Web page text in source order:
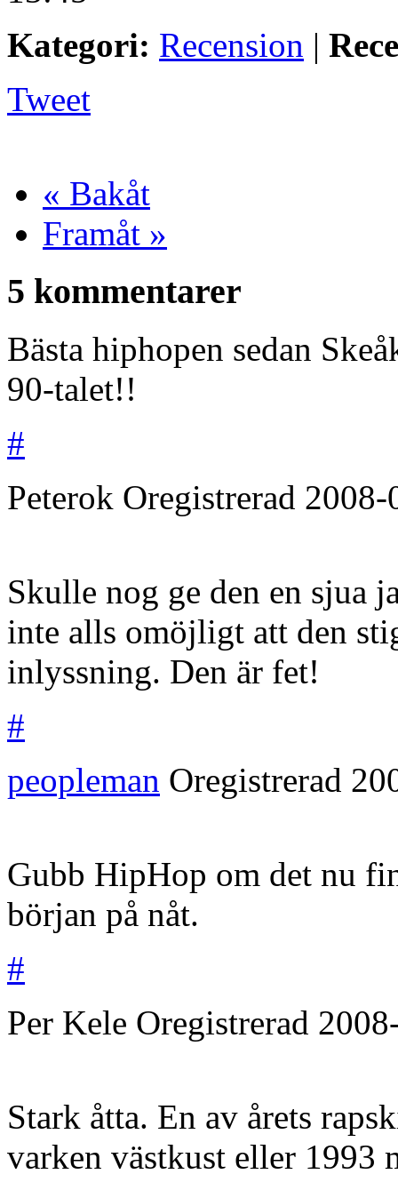
Kategori: Recension |
Tweet
« Bakåt
Framåt »
5 kommentarer
Bästa hiphopen sedan
90-talet!!
#
Peterok Oregistrerad 2008-
Skulle nog ge den en sjua
inte alls omöjligt att den
inlyssning. Den är fet!
#
peopleman Oregistrerad
Gubb HipHop om det nu
början på nåt.
#
Per Kele Oregistrerad
Stark åtta. En av årets
varken västkust eller 1993